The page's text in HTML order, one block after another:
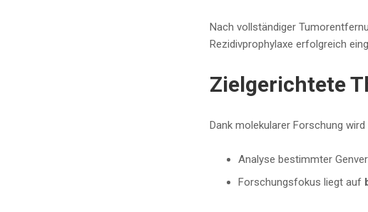
Nach vollständiger
Rezidivprophylaxe erfolgreich
Zielgerichtete
Dank molekularer Forschung
Analyse bestimmter
Forschungsfokus liegt auf